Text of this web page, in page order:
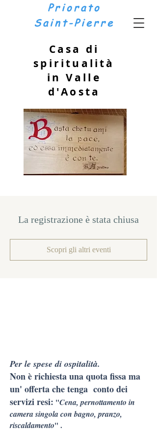
Priorato
Saint-Pierre
Casa di
spiritualità
in Valle
d'Aosta
La registrazione è stata chiusa
Scopri gli altri eventi
Per le spese di ospitalità.
Non è richiesta una quota fissa ma
un' offerta che tenga conto dei
servizi resi: "Cena, pernottamento in
camera singola con bagno, pranzo,
riscaldamento" .